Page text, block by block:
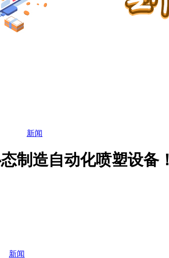
新闻
制造自动化喷塑设备！
新闻